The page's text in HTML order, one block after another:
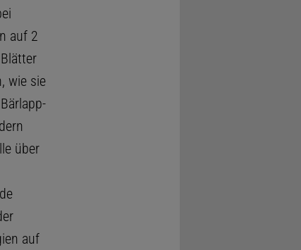
auf 2
wie sie
über
auf